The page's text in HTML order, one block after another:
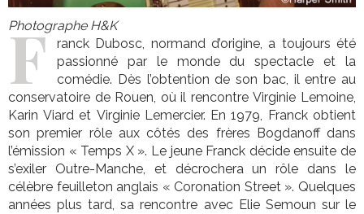
Photographe H&K
F
ranck Dubosc, normand d’origine, a toujours été
passionné par le monde du spectacle et la
comédie. Dès l’obtention de son bac, il entre au
conservatoire de Rouen, où il rencontre Virginie Lemoine,
Karin Viard et Virginie Lemercier. En 1979, Franck obtient
son premier rôle aux côtés des frères Bogdanoff dans
l’émission « Temps X ». Le jeune Franck décide ensuite de
s’exiler Outre-Manche, et décrochera un rôle dans le
célèbre feuilleton anglais « Coronation Street ». Quelques
années plus tard, sa rencontre avec Elie Semoun sur le